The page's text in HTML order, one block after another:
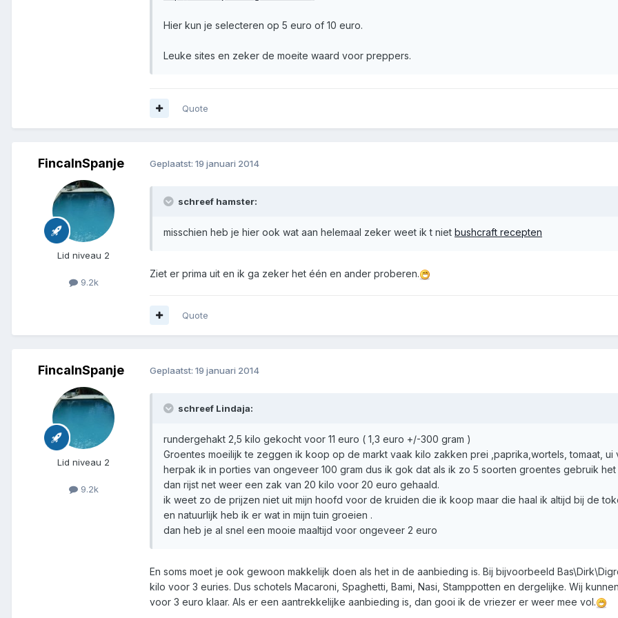
Hier kun je selecteren op 5 euro of 10 euro.
Leuke sites en zeker de moeite waard voor preppers.
Quote
FincaInSpanje
Lid niveau 2
9.2k
Geplaatst: 19 januari 2014
schreef hamster:
misschien heb je hier ook wat aan helemaal zeker weet ik t niet bushcraft recepten
Ziet er prima uit en ik ga zeker het één en ander proberen.
Quote
FincaInSpanje
Lid niveau 2
9.2k
Geplaatst: 19 januari 2014
schreef Lindaja:
rundergehakt 2,5 kilo gekocht voor 11 euro ( 1,3 euro +/-300 gram )
Groentes moeilijk te zeggen ik koop op de markt vaak kilo zakken prei ,paprika,wortels, tomaat,
herpak ik in porties van ongeveer 100 gram dus ik gok dat als ik zo 5 soorten groentes gebruik het
dan rijst net weer een zak van 20 kilo voor 20 euro gehaald.
ik weet zo de prijzen niet uit mijn hoofd voor de kruiden die ik koop maar die haal ik altijd bij de
en natuurlijk heb ik er wat in mijn tuin groeien .
dan heb je al snel een mooie maaltijd voor ongeveer 2 euro
En soms moet je ook gewoon makkelijk doen als het in de aanbieding is. Bij bijvoorbeeld
kilo voor 3 euries. Dus schotels Macaroni, Spaghetti, Bami, Nasi, Stamppotten en dergelijke. Wij
voor 3 euro klaar. Als er een aantrekkelijke aanbieding is, dan gooi ik de vriezer er weer mee vol.